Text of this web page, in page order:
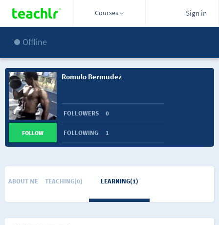
Courses Sign in
Offline
Romulo Bermudez
FOLLOWERS 0
FOLLOWING 1
FOLLOW
ABOUT ME TEACHING(0) LEARNING(1)